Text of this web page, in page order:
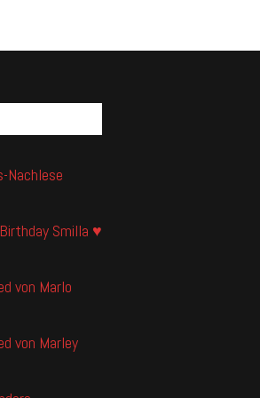
Nachlese
Smilla ♥
von Marlo
von Marley